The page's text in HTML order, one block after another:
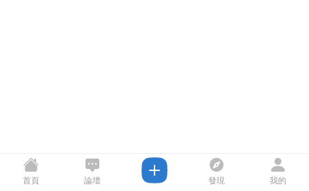
首頁 論壇 發現 我的